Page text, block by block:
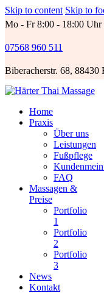
Skip to content Skip to
Mo - Fr 8:00 - 18:00 Uhr
07568 960 511
Biberacherstr. 68, 88430
Home
Praxis
Über uns
Leistungen
Fußpflege
FAQ
Massagen &
Preise
Portfolio
1
Portfolio
2
Portfolio
3
News
Kontakt